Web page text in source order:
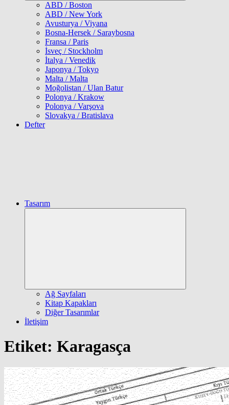
ABD / Boston
ABD / New York
Avusturya / Viyana
Bosna-Hersek / Saraybosna
Fransa / Paris
İsveç / Stockholm
İtalya / Venedik
Japonya / Tokyo
Malta / Malta
Moğolistan / Ulan Batur
Polonya / Krakow
Polonya / Varşova
Slovakya / Bratislava
Defter
Tasarım
Ağ Sayfaları
Kitap Kapakları
Diğer Tasarımlar
İletişim
Etiket: Karagasça